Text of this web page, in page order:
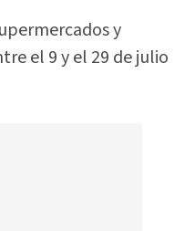
y
el 9 y el 29 de julio